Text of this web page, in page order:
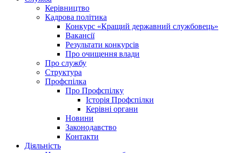
Керівництво
Кадрова політика
Конкурс «Кращий державний службовець»
Вакансії
Результати конкурсів
Про очищення влади
Про службу
Структура
Профспілка
Про Профспілку
Історія Профспілки
Керівні органи
Новини
Законодавство
Контакти
Діяльність